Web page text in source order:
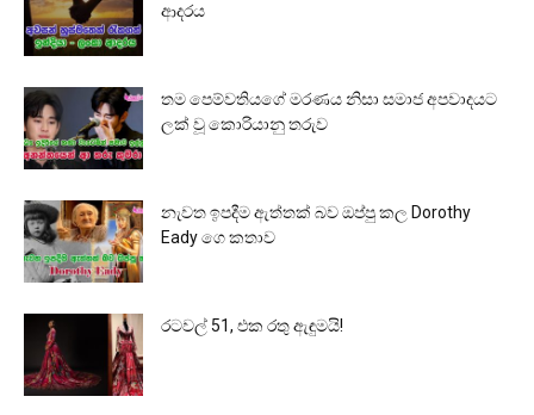
ආදරය
තම පෙම්වතියගේ මරණය නිසා සමාජ අපවාදයට
ලක් වූ කොරියානු තරුව
නැවත ඉපදීම ඇත්තක් බව ඔප්පු කල Dorothy
Eady ගෙ කතාව
රටවල් 51, එක රතු ඇඳුමයි!